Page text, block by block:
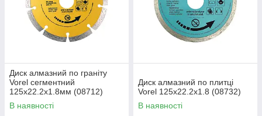
Диск алмазний по граніту
Vorel сегментний
125x22.2x1.8мм (08712)
В наявності
Диск алмазний по плитці
Vorel 125x22.2x1.8 (08732)
В наявності